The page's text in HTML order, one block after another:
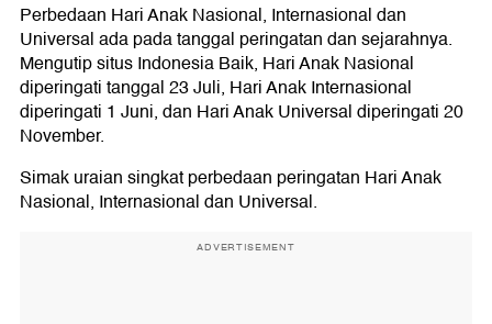
Perbedaan Hari Anak Nasional, Internasional dan
Universal ada pada tanggal peringatan dan sejarahnya.
Mengutip situs Indonesia Baik, Hari Anak Nasional
diperingati tanggal 23 Juli, Hari Anak Internasional
diperingati 1 Juni, dan Hari Anak Universal diperingati 20
November.
Simak uraian singkat perbedaan peringatan Hari Anak
Nasional, Internasional dan Universal.
ADVERTISEMENT